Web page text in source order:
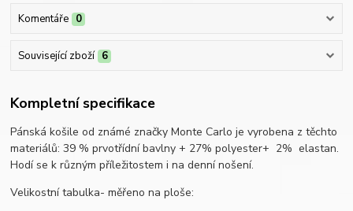
Komentáře 0
Související zboží 6
Kompletní specifikace
Pánská košile od známé značky Monte Carlo je vyrobena z těchto
materiálů: 39 % prvotřídní bavlny + 27% polyester+ 2% elastan.
Hodí se k různým příležitostem i na denní nošení.
Velikostní tabulka- měřeno na ploše: